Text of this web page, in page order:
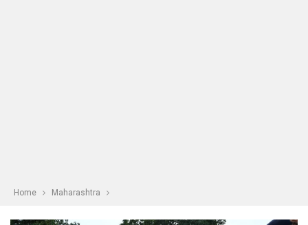
Home Maharashtra